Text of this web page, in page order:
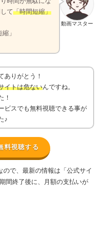
動画マスター
て「時間短縮」
」
ありがとう！
イトは危ないんですね。
！
ビスでも無料視聴できる事が
♪
料視聴する
ので、最新の情報は「公式サイ
間終了後に、月額の支払いが